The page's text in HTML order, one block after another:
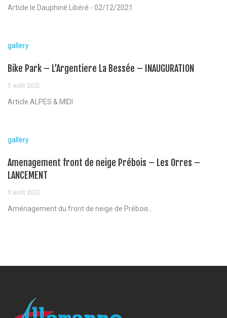
Article le Dauphiné Libéré - 02/12/2021
gallery
Bike Park – L’Argentiere La Bessée – INAUGURATION
5 août 2021
Article ALPES & MIDI
gallery
Amenagement front de neige Prébois – Les Orres –
LANCEMENT
5 août 2021
Aménagement du front de neige de Prébois...